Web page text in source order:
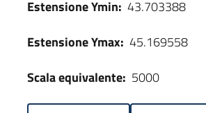
Estensione Ymin: 43.703388
Estensione Ymax: 45.169558
Scala equivalente: 5000